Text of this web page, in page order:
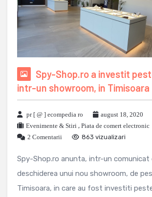
Spy-Shop.ro a investit
intr-un showroom, in Timisoara
pr [ @ ] ecompedia ro
august 18, 2020
Evenimente & Stiri , Piata de comert electronic
2 Comentarii
863 vizualizari
Spy-Shop.ro anunta, intr-un comunicat
deschiderea unui nou showroom, de
Timisoara, in care au fost investiti